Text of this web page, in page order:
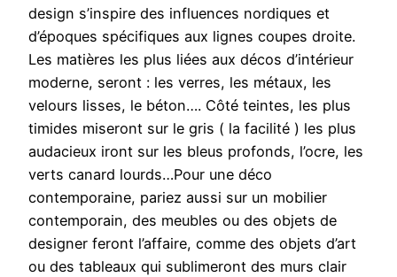
design s’inspire des influences nordiques et
d’époques spécifiques aux lignes coupes droite.
Les matières les plus liées aux décos d’intérieur
moderne, seront : les verres, les métaux, les
velours lisses, le béton…. Côté teintes, les plus
timides miseront sur le gris ( la facilité ) les plus
audacieux iront sur les bleus profonds, l’ocre, les
verts canard lourds…Pour une déco
contemporaine, pariez aussi sur un mobilier
contemporain, des meubles ou des objets de
designer feront l’affaire, comme des objets d’art
ou des tableaux qui sublimeront des murs clair